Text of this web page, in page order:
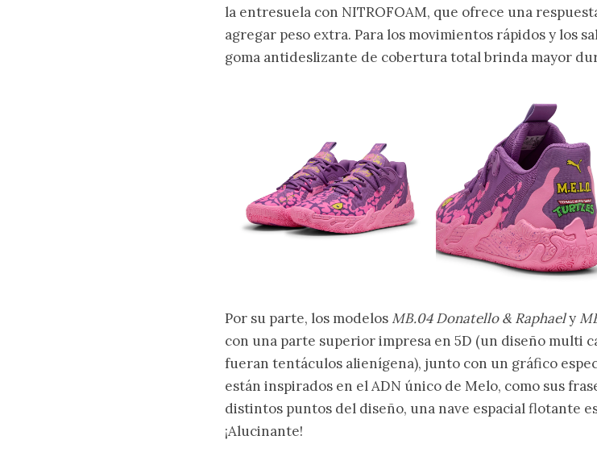
la entresuela con NITROFOAM, que ofrece una
agregar peso extra. Para los movimientos rápidos y los
goma antideslizante de cobertura total brinda mayor
Por su parte, los modelos MB.04 Donatello & Raphaely
con una parte superior impresa en 5D (un diseño multi
fueran tentáculos alienígena), junto con un gráfico
están inspirados en el ADN único de Melo, como sus
distintos puntos del diseño, una nave espacial flotante
¡Alucinante!